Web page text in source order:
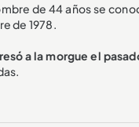
de 44 años se
de 1978.
a la morgue el